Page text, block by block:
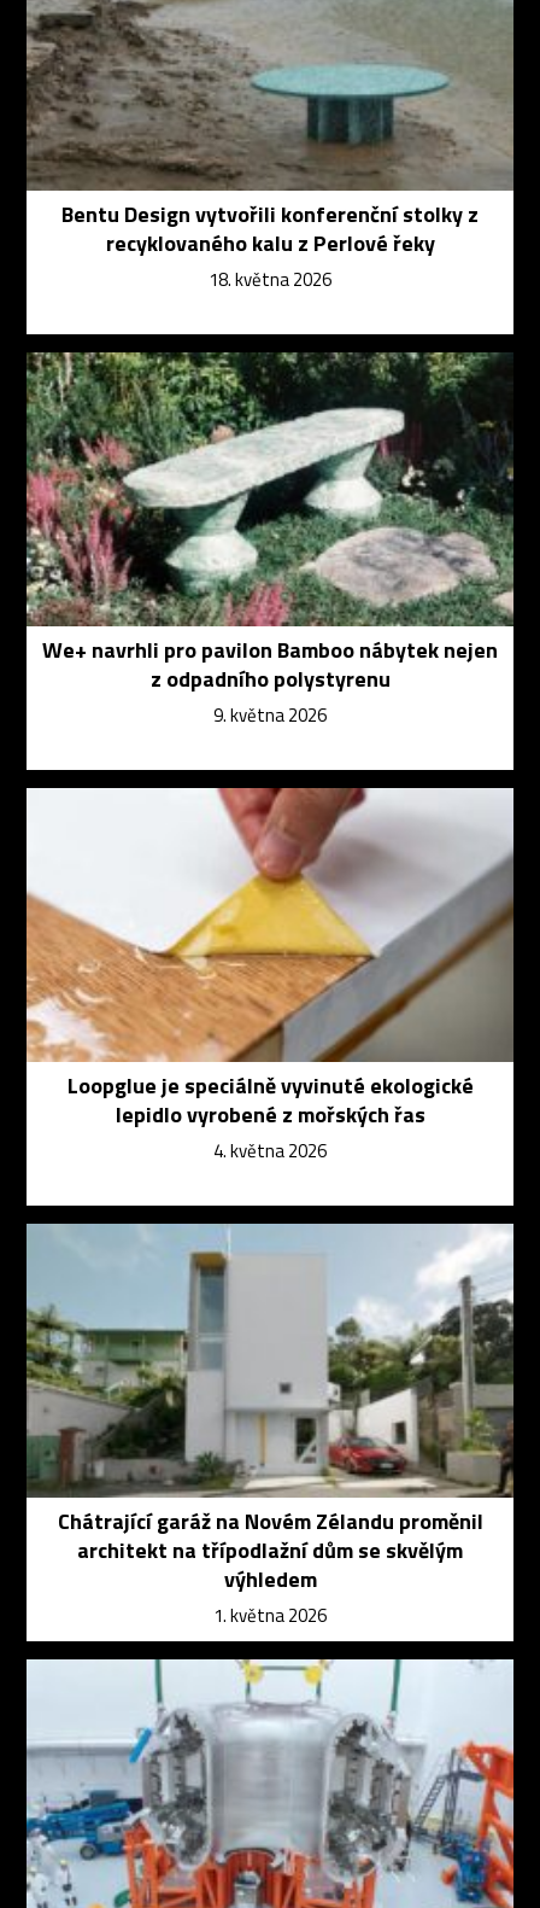
Bentu Design vytvořili konferenční stolky z
recyklovaného kalu z Perlové řeky
18. května 2026
We+ navrhli pro pavilon Bamboo nábytek nejen
z odpadního polystyrenu
9. května 2026
Loopglue je speciálně vyvinuté ekologické
lepidlo vyrobené z mořských řas
4. května 2026
Chátrající garáž na Novém Zélandu proměnil
architekt na třípodlažní dům se skvělým
výhledem
1. května 2026